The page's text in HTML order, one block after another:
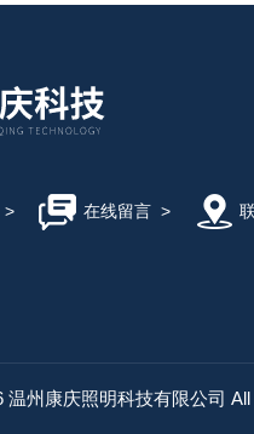
> 在线留言>
温州康庆照明科技有限公司